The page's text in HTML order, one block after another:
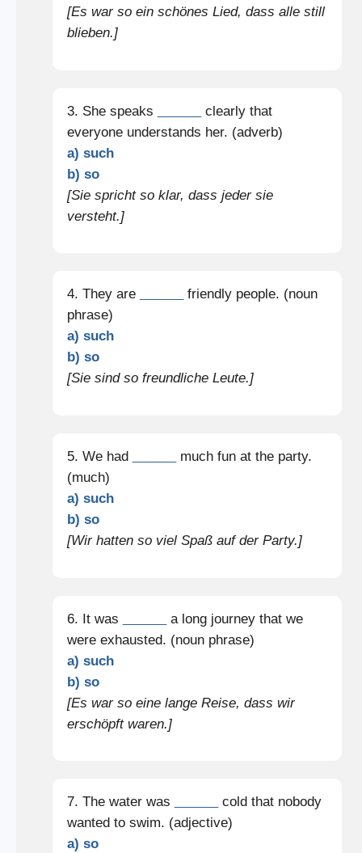
[Es war so ein schönes Lied, dass alle still
blieben.]
3. She speaks
clearly that
everyone understands her. (adverb)
a) such
b) so
[Sie spricht so klar, dass jeder sie
versteht.]
4. They are
friendly people. (noun
phrase)
a) such
b) so
[Sie sind so freundliche Leute.]
5. We had
much fun at the party.
(much)
a) such
b) so
[Wir hatten so viel Spaß auf der Party.]
6. It was
a long journey that we
were exhausted. (noun phrase)
a) such
b) so
[Es war so eine lange Reise, dass wir
erschöpft waren.]
7. The water was
cold that nobody
wanted to swim. (adjective)
a) so